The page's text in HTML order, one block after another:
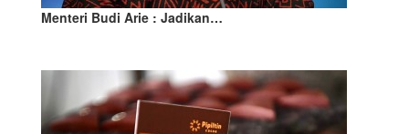
Menteri Budi Arie : Jadikan…